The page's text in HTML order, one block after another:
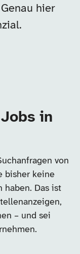
hier
in
von
bisher keine
haben. Das ist
– und sei